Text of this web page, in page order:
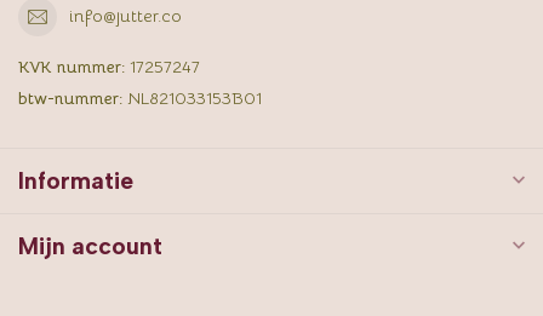
info@jutter.co
KVK nummer: 17257247
btw-nummer: NL821033153B01
Informatie
Mijn account